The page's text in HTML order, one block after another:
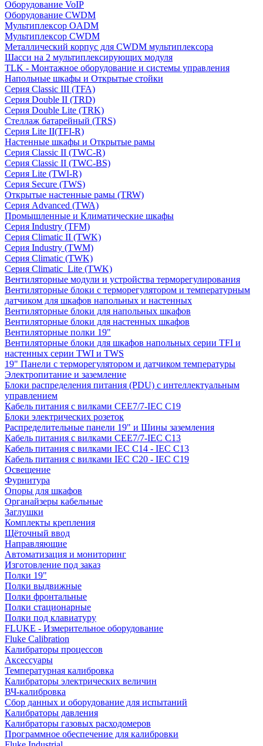
Оборудование VoIP
Оборудование CWDM
Мультиплекcор OADM
Мультиплексор CWDM
Металлический корпус для CWDM мультиплексора
Шасси на 2 мультиплексирующих модуля
TLK - Монтажное оборудование и системы управления
Напольные шкафы и Открытые стойки
Серия Classic III (TFA)
Серия Double II (TRD)
Серия Double Lite (TRK)
Стеллаж батарейный (TRS)
Серия Lite II(TFI-R)
Настенные шкафы и Открытые рамы
Серия Classic II (TWC-R)
Серия Classic II (TWC-BS)
Серия Lite (TWI-R)
Серия Secure (TWS)
Открытые настенные рамы (TRW)
Серия Advanced (TWA)
Промышленные и Климатические шкафы
Серия Industry (TFM)
Серия Climatic II (TWK)
Серия Industry (TWM)
Серия Climatic (TWK)
Серия Climatic_Lite (TWK)
Вентиляторные модули и устройства терморегулирования
Вентиляторные блоки с терморегулятором и температурным
датчиком для шкафов напольных и настенных
Вентиляторные блоки для напольных шкафов
Вентиляторные блоки для настенных шкафов
Вентиляторные полки 19"
Вентиляторные блоки для шкафов напольных серии TFI и
настенных серии TWI и TWS
19" Панели с терморегулятором и датчиком температуры
Электропитание и заземление
Блоки распределения питания (PDU) с интеллектуальным
управлением
Кабель питания с вилками CEE7/7-IEC C19
Блоки электрических розеток
Распределительные панели 19" и Шины заземления
Кабель питания с вилками CEE7/7-IEC C13
Кабель питания с вилками IEC C14 - IEC C13
Кабель питания с вилками IEC C20 - IEC C19
Освещение
Фурнитура
Опоры для шкафов
Органайзеры кабельные
Заглушки
Комплекты крепления
Щёточный ввод
Направляющие
Автоматизация и мониторинг
Изготовление под заказ
Полки 19"
Полки выдвижные
Полки фронтальные
Полки стационарные
Полки под клавиатуру
FLUKE - Измерительное оборудование
Fluke Calibration
Калибраторы процессов
Аксессуары
Температурная калибровка
Калибраторы электрических величин
ВЧ-калибровка
Сбор данных и оборудование для испытаний
Калибраторы давления
Калибраторы газовых расходомеров
Программное обеспечение для калибровки